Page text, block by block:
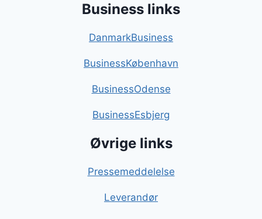
Business links
DanmarkBusiness
BusinessKøbenhavn
BusinessOdense
BusinessEsbjerg
Øvrige links
Pressemeddelelse
Leverandør